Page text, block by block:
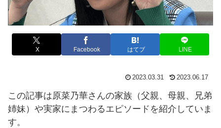
X Facebook はてブ LINE
2023.03.31 2023.06.17
この記事は原菜乃華さんの家族（父親、母親、兄弟
姉妹）や実家にまつわるエピソードを紹介していま
す。